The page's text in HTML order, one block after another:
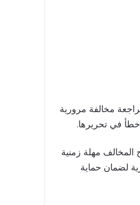
مخالفة مرورية
في تحريرها.
المخالف مهلة زمنية
لضمان حماية